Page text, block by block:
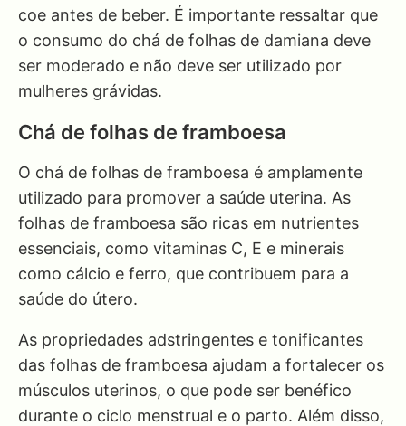
coe antes de beber. É importante ressaltar que
o consumo do chá de folhas de damiana deve
ser moderado e não deve ser utilizado por
mulheres grávidas.
Chá de folhas de framboesa
O chá de folhas de framboesa é amplamente
utilizado para promover a saúde uterina. As
folhas de framboesa são ricas em nutrientes
essenciais, como vitaminas C, E e minerais
como cálcio e ferro, que contribuem para a
saúde do útero.
As propriedades adstringentes e tonificantes
das folhas de framboesa ajudam a fortalecer os
músculos uterinos, o que pode ser benéfico
durante o ciclo menstrual e o parto. Além disso,